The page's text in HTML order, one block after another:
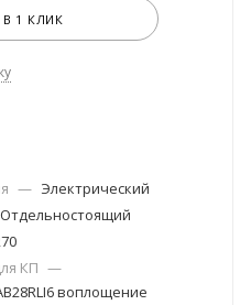
1 КЛИК
— Электрический
Отдельностоящий
КП —
воплощение